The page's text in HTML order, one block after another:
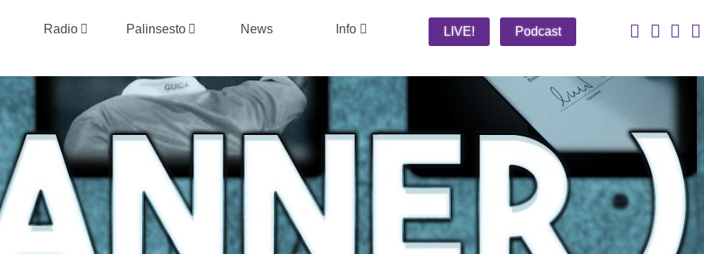
Radio Palinsesto News Info LIVE! Podcast